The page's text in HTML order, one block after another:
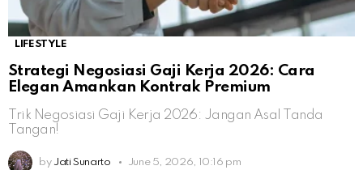
LIFESTYLE
Strategi Negosiasi Gaji Kerja 2026: Cara
Elegan Amankan Kontrak Premium
Trik Negosiasi Gaji Kerja 2026: Jangan Asal Tanda
Tangan!
by Jati Sunarto June 5, 2026, 10:16 pm